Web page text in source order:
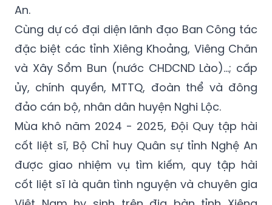
An.
Cùng dự có đại diện lãnh đạo Ban Công tác
đặc biệt các tỉnh Xiêng Khoảng, Viêng Chăn
và Xây Sổm Bun (nước CHDCND Lào)...; cấp
ủy, chính quyền, MTTQ, đoàn thể và đông
đảo cán bộ, nhân dân huyện Nghi Lộc.
Mùa khô năm 2024 - 2025, Đội Quy tập hài
cốt liệt sĩ, Bộ Chỉ huy Quân sự tỉnh Nghệ An
được giao nhiệm vụ tìm kiếm, quy tập hài
cốt liệt sĩ là quân tình nguyện và chuyên gia